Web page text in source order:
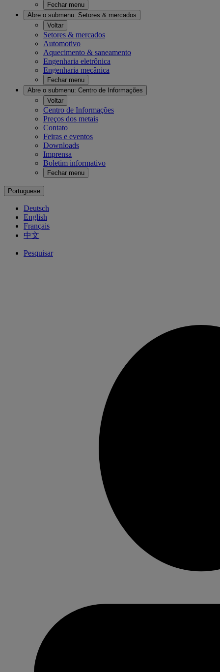
Fechar menu
Abre o submenu: Setores & mercados
Voltar
Setores & mercados
Automotivo
Aquecimento & saneamento
Engenharia eletrônica
Engenharia mecânica
Fechar menu
Abre o submenu: Centro de Informações
Voltar
Centro de Informações
Preços dos metais
Contato
Feiras e eventos
Downloads
Imprensa
Boletim informativo
Fechar menu
Portuguese
Deutsch
English
Français
中文
Pesquisar